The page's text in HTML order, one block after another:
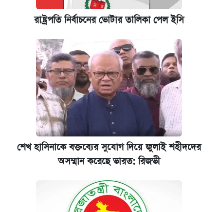
রাষ্ট্রপতি নির্বাচনের ভোটার তালিকা পেল ইসি
শেখ হাসিনাকে বক্তব্যের সুযোগ দিয়ে জুলাই শহীদদের
অসম্মান করেছে ভারত: রিজভী